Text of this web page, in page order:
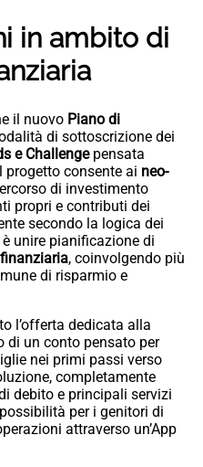
in ambito di
il nuovo Piano di
di sottoscrizione dei
e Challengepensata
consente ai neo-
di investimento
propri e contributi dei
secondo la logica dei
unire pianificazione di
, coinvolgendo più
di risparmio e
l’offerta dedicata alla
di un conto pensato per
nei primi passi verso
completamente
debito e principali servizi
per i genitori di
attraverso un’App